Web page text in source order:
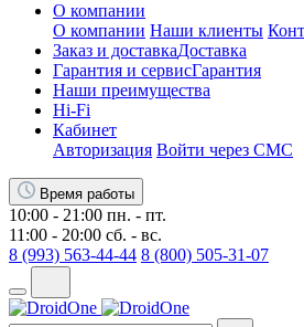
О компании
О компании Наши клиенты
Заказ и доставкаДоставка
Гарантия и сервисГарантия
Наши преимущества
Hi-Fi
Кабинет
Авторизация Войти через СМС
Время работы
10:00 - 21:00 пн. - пт.
11:00 - 20:00 сб. - вс.
8 (993) 563-44-44 8 (800) 505-31-07